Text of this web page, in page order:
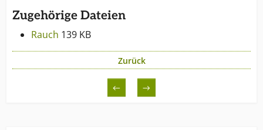
Zugehörige Dateien
Rauch 139 KB
Zurück
← →